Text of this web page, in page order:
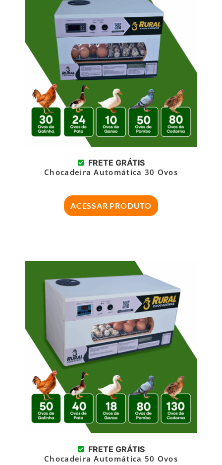
FRETE GRÁTIS
Chocadeira Automática 30 Ovos
ACESSAR PRODUTO
FRETE GRÁTIS
Chocadeira Automática 50 Ovos